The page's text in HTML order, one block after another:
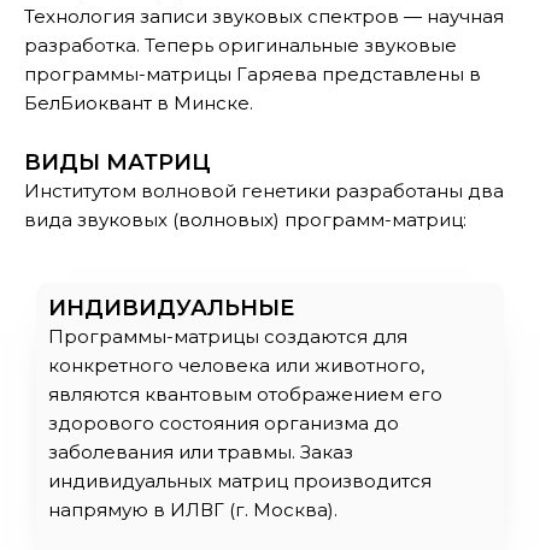
Технология записи звуковых спектров — научная
разработка. Теперь оригинальные звуковые
программы-матрицы Гаряева представлены в
БелБиоквант в Минске.
ВИДЫ МАТРИЦ
Институтом волновой генетики разработаны два
вида звуковых (волновых) программ-матриц:
ИНДИВИДУАЛЬНЫЕ
Программы-матрицы создаются для
конкретного человека или животного,
являются квантовым отображением его
здорового состояния организма до
заболевания или травмы. Заказ
индивидуальных матриц производится
напрямую в ИЛВГ (г. Москва).